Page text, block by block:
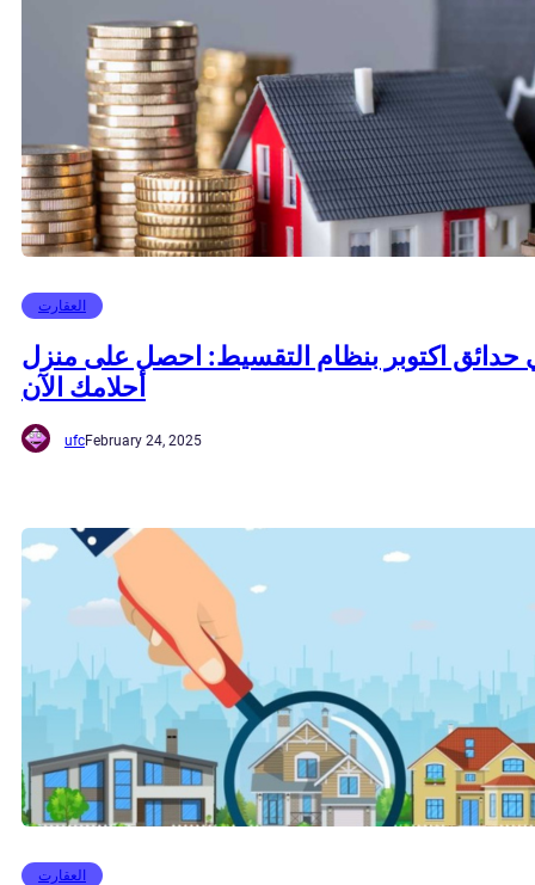
العقارت
حدائق اكتوبر بنظام التقسيط: احصل على منزل
أحلامك الآن
ufcFebruary 24, 2025
العقارت